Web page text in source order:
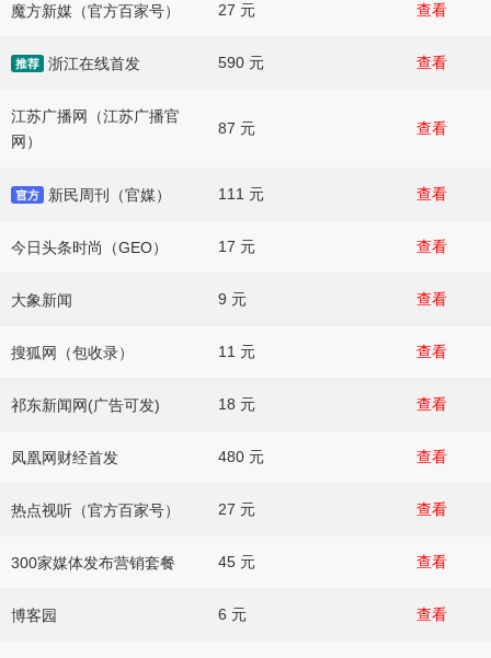
魔方新媒（官方百家号） 27 元 查看
浙江在线首发 590 元 查看
江苏广播网（江苏广播官
网）
87 元 查看
新民周刊（官媒） 111 元 查看
今日头条时尚（GEO） 17 元 查看
大象新闻 9 元 查看
搜狐网（包收录） 11 元 查看
祁东新闻网(广告可发) 18 元 查看
凤凰网财经首发 480 元 查看
热点视听（官方百家号） 27 元 查看
300家媒体发布营销套餐 45 元 查看
博客园 6 元 查看